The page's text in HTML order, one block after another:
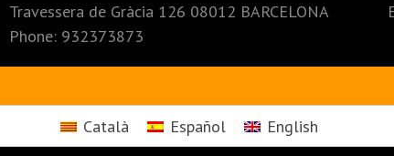
Travessera de Gràcia 126 08012 BARCELONA
Phone: 932373873
Català Español English